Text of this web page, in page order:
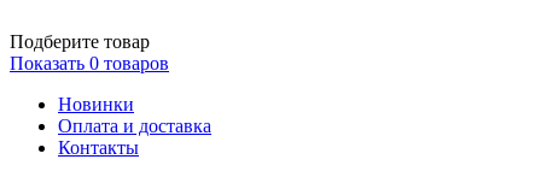
Подберите товар
Показать 0 товаров
Новинки
Оплата и доставка
Контакты